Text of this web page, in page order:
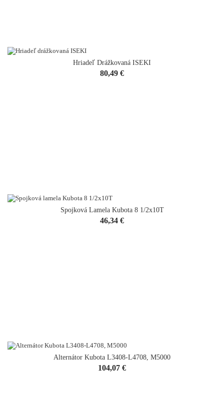
Hriadeľ Drážkovaná ISEKI
Cena
80,49 €
Spojková Lamela Kubota 8 1/2x10T
Cena
46,34 €
Alternátor Kubota L3408-L4708, M5000
Cena
104,07 €